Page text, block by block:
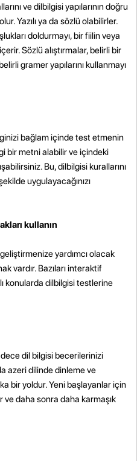
ve dilbilgisi yapılarının doğru
Yazılı ya da sözlü olabilirler.
doldurmayı, bir fiilin veya
Sözlü alıştırmalar, belirli bir
gramer yapılarını kullanmayı
bağlam içinde test etmenin
bir metni alabilir ve içindeki
Bu, dilbilgisi kurallarını
uygulayacağınızı
kullanın
yardımcı olacak
vardır. Bazıları interaktif
konularda dilbilgisi testlerine
dil bilgisi becerilerinizi
azeri dilinde dinleme ve
bir yoldur. Yeni başlayanlar için
daha sonra daha karmaşık